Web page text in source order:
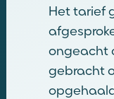
Het tarief
ongeacht
gebracht